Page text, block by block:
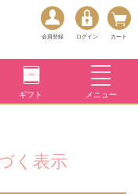
会員登録 ログイン カート
ギフト メニュー
く表示